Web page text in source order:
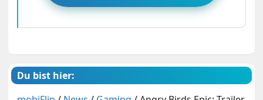
Du bist hier: